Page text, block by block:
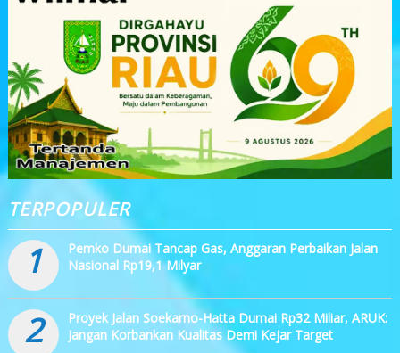
TERPOPULER
1
Pemko Dumai Tancap Gas, Anggaran Perbaikan Jalan
Nasional Rp19,1 Milyar
2
Proyek Jalan Soekarno-Hatta Dumai Rp32 Miliar, ARUK:
Jangan Korbankan Kualitas Demi Kejar Target